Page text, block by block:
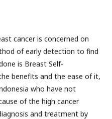
cancer is concerned on
of early detection to find
is Breast Self-
benefits and the ease of it,
who have not
of the high cancer
and treatment by